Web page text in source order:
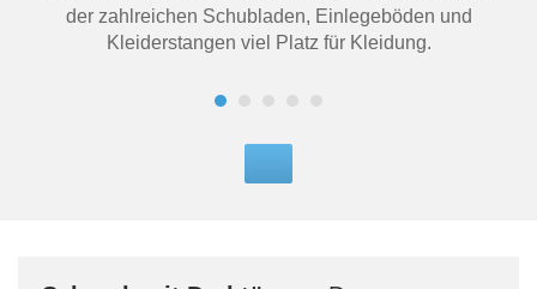
der zahlreichen Schubladen, Einlegeböden und
Kleiderstangen viel Platz für Kleidung.